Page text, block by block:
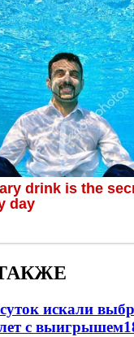
искали
с выигрышем